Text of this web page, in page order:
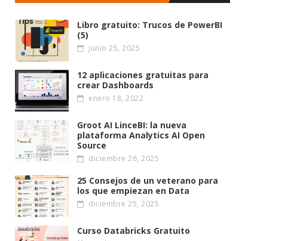
Libro gratuito: Trucos de PowerBI
(5)
junio 25, 2025
12 aplicaciones gratuitas para
crear Dashboards
enero 18, 2022
Groot AI LinceBI: la nueva
plataforma Analytics AI Open
Source
diciembre 26, 2025
25 Consejos de un veterano para
los que empiezan en Data
diciembre 25, 2025
Curso Databricks Gratuito